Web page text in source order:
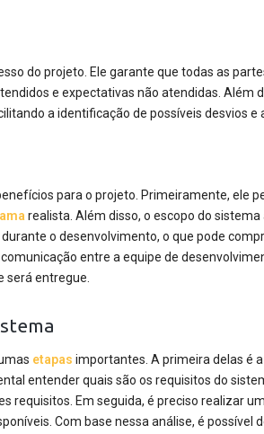
do projeto. Ele garante que todas as
e expectativas não atendidas. Além
a identificação de possíveis desvios e
para o projeto. Primeiramente, ele
realista. Além disso, o escopo do
o desenvolvimento, o que pode
entre a equipe de
será entregue.
etapas importantes. A primeira delas é
entender quais são os requisitos do
requisitos. Em seguida, é preciso realizar
Com base nessa análise, é possível